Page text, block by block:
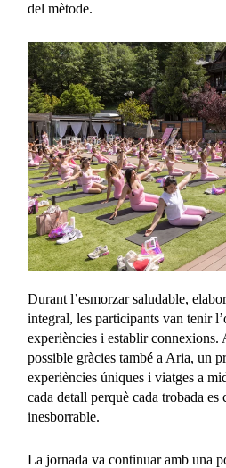
del mètode.
Durant l’esmorzar saludable,
integral, les participants van tenir
experiències i establir connexions.
possible gràcies també a Aria, un
experiències úniques i viatges a
cada detall perquè cada trobada
inesborrable.
La jornada va continuar amb una